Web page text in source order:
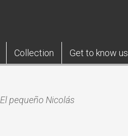
Collection Get to know us
El pequeño Nicolás